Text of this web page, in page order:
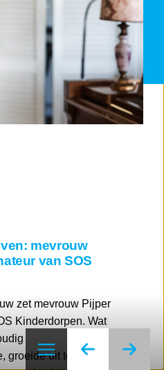
mevrouw
van SOS
zet mevrouw Pijper
Kinderdorpen. Wat
groeide uit tot een